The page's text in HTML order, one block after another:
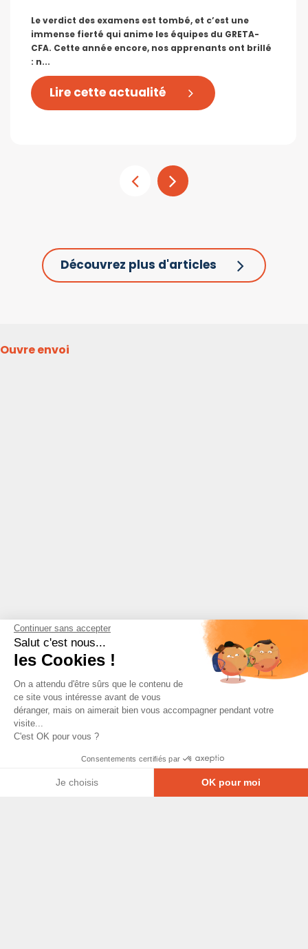
Le verdict des examens est tombé, et c’est une
immense fierté qui anime les équipes du GRETA-
CFA. Cette année encore, nos apprenants ont brillé
: n...
Lire cette actualité
Découvrez plus d'articles
Ouvre envoi
Continuer sans accepter
Salut c'est nous...
les Cookies !
On a attendu d'être sûrs que le contenu de
ce site vous intéresse avant de vous
déranger, mais on aimerait bien vous accompagner pendant votre
visite...
C'est OK pour vous ?
Consentements certifiés par
Je choisis OK pour moi